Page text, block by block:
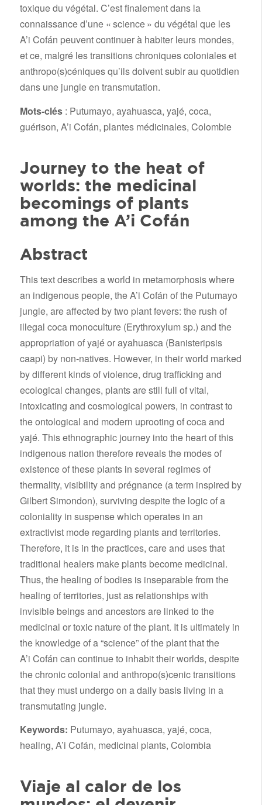
toxique du végétal. C’est finalement dans la
connaissance d’une « science » du végétal que les
A’i Cofán peuvent continuer à habiter leurs mondes,
et ce, malgré les transitions chroniques coloniales et
anthropo(s)céniques qu’ils doivent subir au quotidien
dans une jungle en transmutation.
Mots-clés: Putumayo, ayahuasca, yajé, coca,
guérison, A’i Cofán, plantes médicinales, Colombie
Journey to the heat of
worlds: the medicinal
becomings of plants
among the A’i Cofán
Abstract
This text describes a world in metamorphosis where
an indigenous people, the A’i Cofán of the Putumayo
jungle, are affected by two plant fevers: the rush of
illegal coca monoculture (Erythroxylum sp.) and the
appropriation of yajé or ayahuasca (Banisteripsis
caapi) by non-natives. However, in their world marked
by different kinds of violence, drug trafficking and
ecological changes, plants are still full of vital,
intoxicating and cosmological powers, in contrast to
the ontological and modern uprooting of coca and
yajé. This ethnographic journey into the heart of this
indigenous nation therefore reveals the modes of
existence of these plants in several regimes of
thermality, visibility and prégnance (a term inspired by
Gilbert Simondon), surviving despite the logic of a
coloniality in suspense which operates in an
extractivist mode regarding plants and territories.
Therefore, it is in the practices, care and uses that
traditional healers make plants become medicinal.
Thus, the healing of bodies is inseparable from the
healing of territories, just as relationships with
invisible beings and ancestors are linked to the
medicinal or toxic nature of the plant. It is ultimately in
the knowledge of a “science” of the plant that the
A’i Cofán can continue to inhabit their worlds, despite
the chronic colonial and anthropo(s)cenic transitions
that they must undergo on a daily basis living in a
transmutating jungle.
Keywords: Putumayo, ayahuasca, yajé, coca,
healing, A’i Cofán, medicinal plants, Colombia
Viaje al calor de los